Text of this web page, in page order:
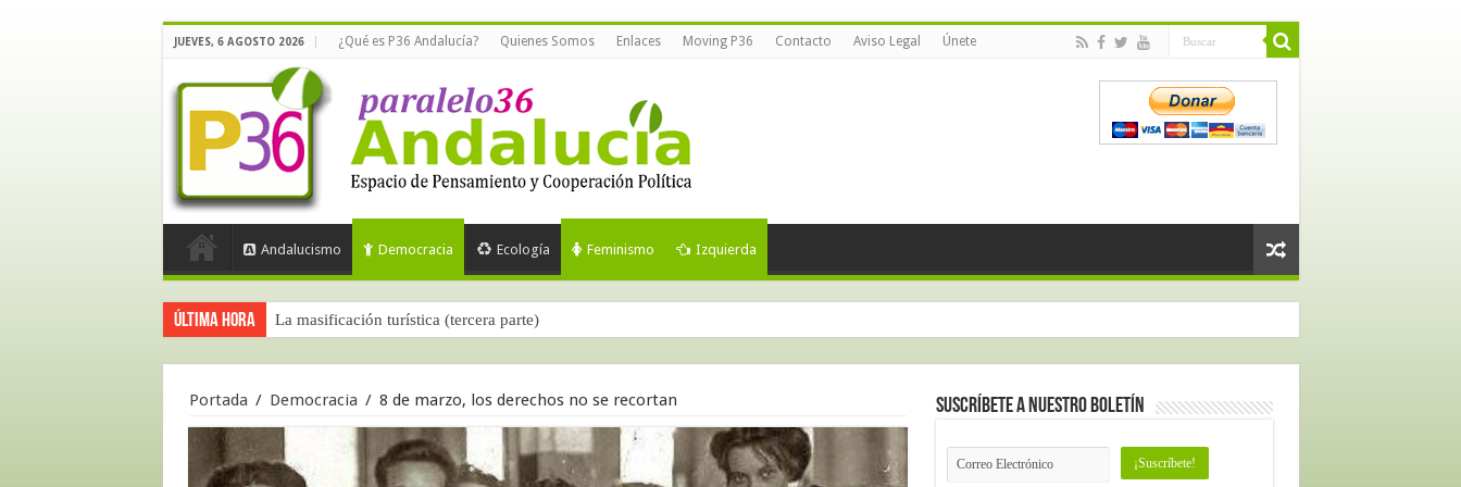
JUEVES, 6 AGOSTO 2026 ¿Qué es P36 Andalucía? Quienes Somos Enlaces Moving P36 Contacto Aviso Legal Únete
Andalucismo Democracia Ecología Feminismo Izquierda
Última hora La masificación turística (tercera parte)
La opinión pública ante las próximas elecciones generales
Portada / Democracia / 8 de marzo, los derechos no se recortan Suscríbete a nuestro Boletín